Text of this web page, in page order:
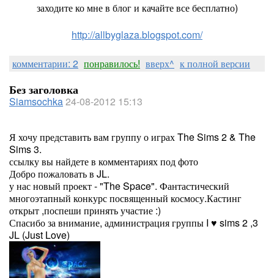
заходите ко мне в блог и качайте все бесплатно)
http://allbyglaza.blogspot.com/
комментарии: 2 понравилось! вверх^ к полной версии
Без заголовка
Siamsochka24-08-2012 15:13
Я хочу представить вам группу о играх The Sims 2 & The
Sims 3.
ссылку вы найдете в комментариях под фото
Добро пожаловать в JL.
у нас новый проект - "The Space". Фантастический
многоэтапный конкурс посвященный космосу.Кастинг
открыт ,поспеши принять участие :)
Спасибо за внимание, администрация группы I ♥ sims 2 ,3
JL (Just Love)